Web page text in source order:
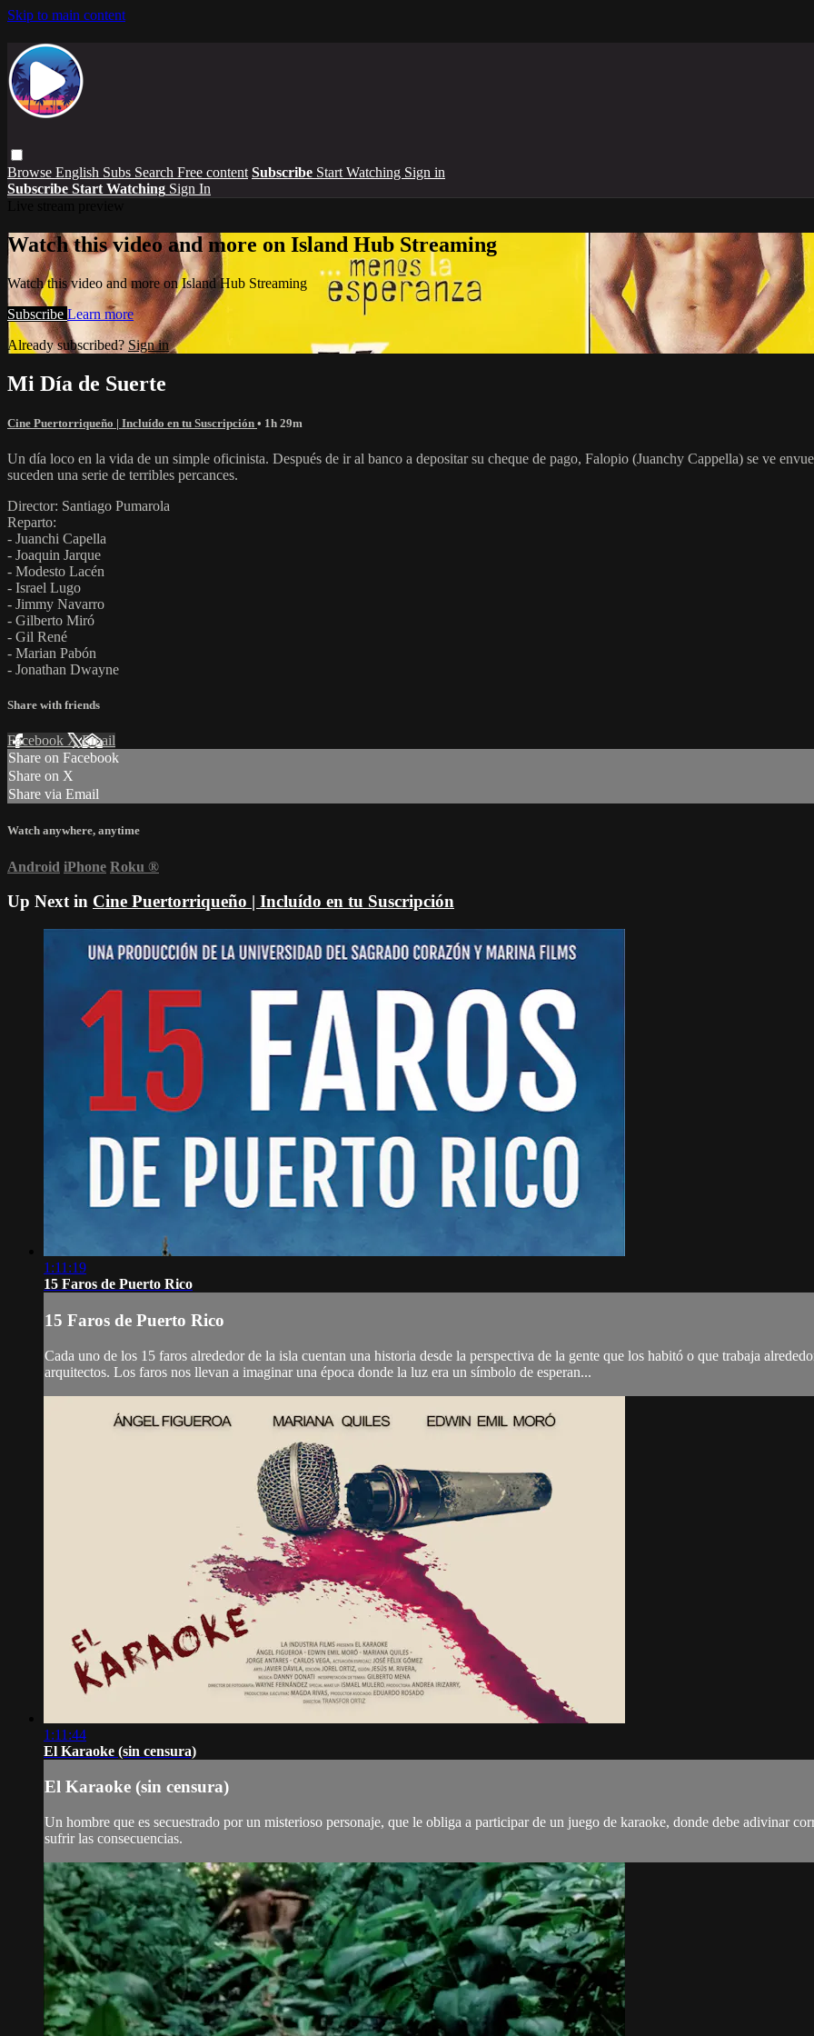
Skip to main content
Browse English Subs Search Free content Subscribe Start Watching Sign in
Subscribe Start Watching Sign In
Watch this video and more on Island Hub Streaming
Watch this video and more on Island Hub Streaming
Subscribe Learn more
Already subscribed? Sign in
Mi Día de Suerte
Cine Puertorriqueño | Incluído en tu Suscripción • 1h 29m
Un día loco en la vida de un simple oficinista. Después de ir al banco a depositar su cheque de pago, Falopio (Juanchy Cappella) se ve
suceden una serie de terribles percances.
Director: Santiago Pumarola
Reparto:
- Juanchi Capella
- Joaquin Jarque
- Modesto Lacén
- Israel Lugo
- Jimmy Navarro
- Gilberto Miró
- Gil René
- Marian Pabón
- Jonathan Dwayne
Share with friends
Facebook XEmail
Share on Facebook
Share on X
Share via Email
Watch anywhere, anytime
Android iPhone Roku ®
Up Next in Cine Puertorriqueño | Incluído en tu Suscripción
1:11:19
15 Faros de Puerto Rico
15 Faros de Puerto Rico
Cada uno de los 15 faros alrededor de la isla cuentan una historia desde la perspectiva de la gente que los habitó o que trabaja
arquitectos. Los faros nos llevan a imaginar una época donde la luz era un símbolo de esperan...
1:11:44
El Karaoke (sin censura)
El Karaoke (sin censura)
Un hombre que es secuestrado por un misterioso personaje, que le obliga a participar de un juego de karaoke, donde debe adivinar
sufrir las consecuencias.